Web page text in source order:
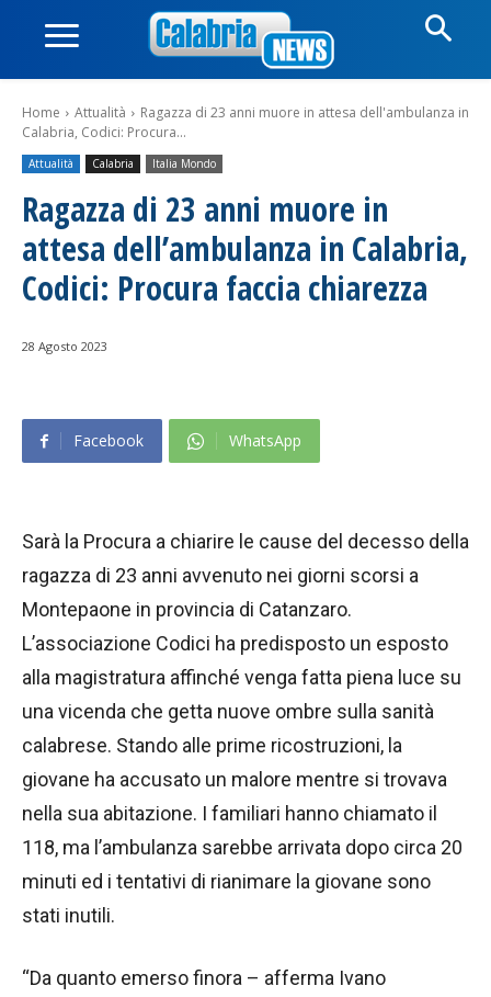
Home Attualità
Ragazza di 23 anni muore in attesa dell'ambulanza in
Calabria, Codici: Procura...
Attualità Calabria Italia Mondo
Ragazza di 23 anni muore in
attesa dell’ambulanza in Calabria,
Codici: Procura faccia chiarezza
28 Agosto 2023
Facebook WhatsApp
Sarà la Procura a chiarire le cause del decesso della
ragazza di 23 anni avvenuto nei giorni scorsi a
Montepaone in provincia di Catanzaro.
L’associazione Codici ha predisposto un esposto
alla magistratura affinché venga fatta piena luce su
una vicenda che getta nuove ombre sulla sanità
calabrese. Stando alle prime ricostruzioni, la
giovane ha accusato un malore mentre si trovava
nella sua abitazione. I familiari hanno chiamato il
118, ma l’ambulanza sarebbe arrivata dopo circa 20
minuti ed i tentativi di rianimare la giovane sono
stati inutili.
“Da quanto emerso finora – afferma Ivano